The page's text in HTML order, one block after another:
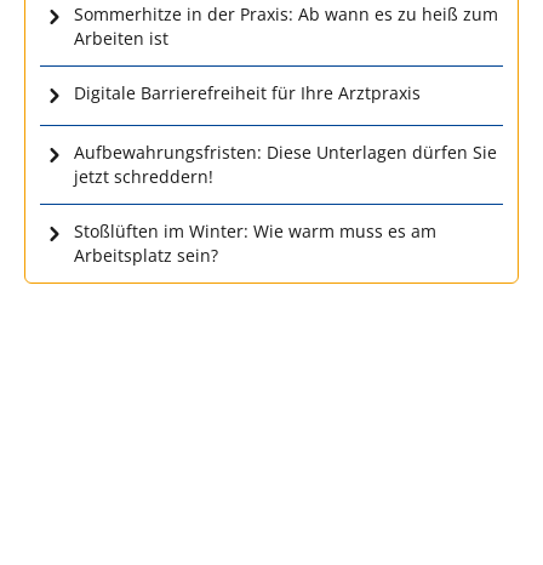
Sommerhitze in der Praxis: Ab wann es zu heiß zum
Arbeiten ist
Digitale Barrierefreiheit für Ihre Arztpraxis
Aufbewahrungsfristen: Diese Unterlagen dürfen Sie
jetzt schreddern!
Stoßlüften im Winter: Wie warm muss es am
Arbeitsplatz sein?